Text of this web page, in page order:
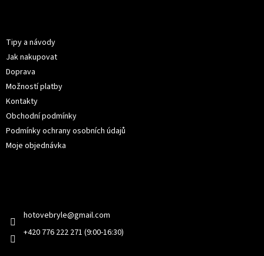
Tipy a návody
Jak nakupovat
Doprava
Možností platby
Kontakty
Obchodní podmínky
Podmínky ochrany osobních údajů
Moje objednávka
hotovebryle@gmail.com
+420 776 222 271 (9:00-16:30)